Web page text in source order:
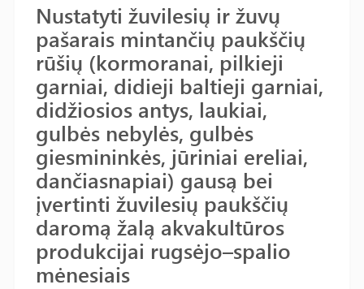
Nustatyti žuvilesių ir žuvų
pašarais mintančių paukščių
rūšių (kormoranai, pilkieji
garniai, didieji baltieji garniai,
didžiosios antys, laukiai,
gulbės nebylės, gulbės
giesmininkės, jūriniai ereliai,
dančiasnapiai) gausą bei
įvertinti žuvilesių paukščių
daromą žalą akvakultūros
produkcijai rugsėjo–spalio
mėnesiais